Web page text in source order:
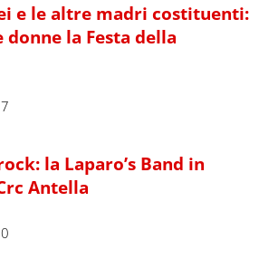
e le altre madri costituenti:
la Festa della
la Laparo’s Band in
Antella